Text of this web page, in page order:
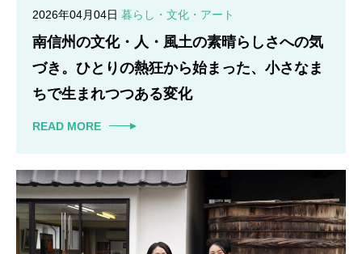
2026年04月04日 暮らし・文化・アート
南信州の文化・人・風土の素晴らしさへの気
づき。ひとりの熱狂から始まった、小さなま
ちで生まれつつある変化
READ MORE